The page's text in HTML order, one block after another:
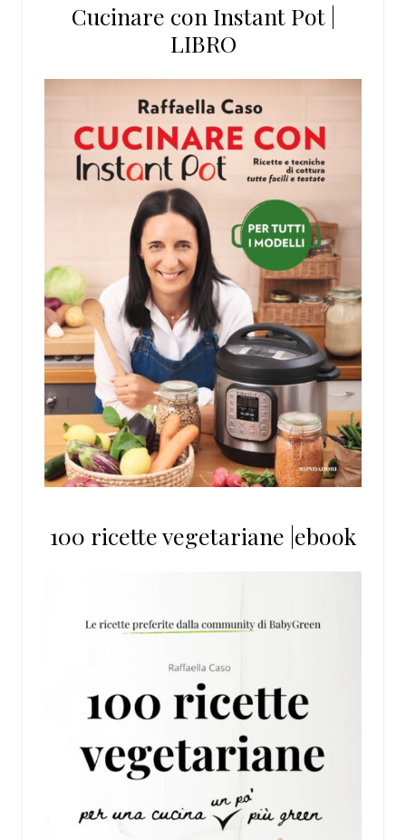
Cucinare con Instant Pot |
LIBRO
100 ricette vegetariane |ebook